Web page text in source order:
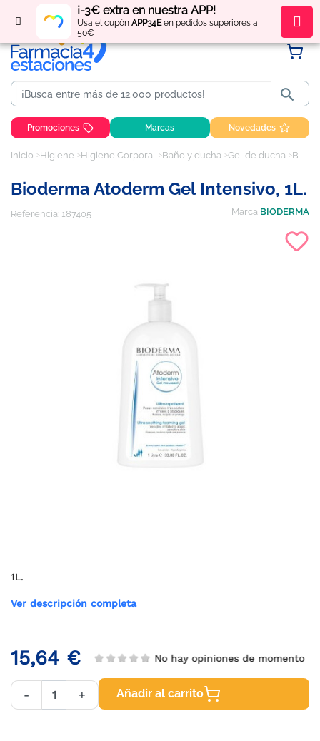
¡-3€ extra en nuestra APP!
Usa el cupón APP34Een pedidos superiores a
50€
Regístratey obténpuntos por tus compras

Promociones Marcas Novedades
Inicio Higiene Higiene Corporal Baño y ducha Gel de ducha
Bioderma Atoderm Gel Intensivo, 1L.
Referencia: 187405 Marca BIODERMA
1L.
Ver descripción completa
15,64 € No hay opiniones de momento
- + Añadir al carrito